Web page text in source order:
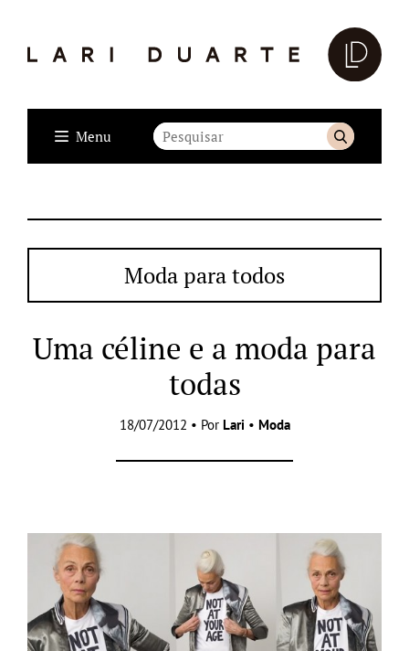
Menu
Moda para todos
Uma céline e a moda para
todas
18/07/2012 • Por Lari • Moda